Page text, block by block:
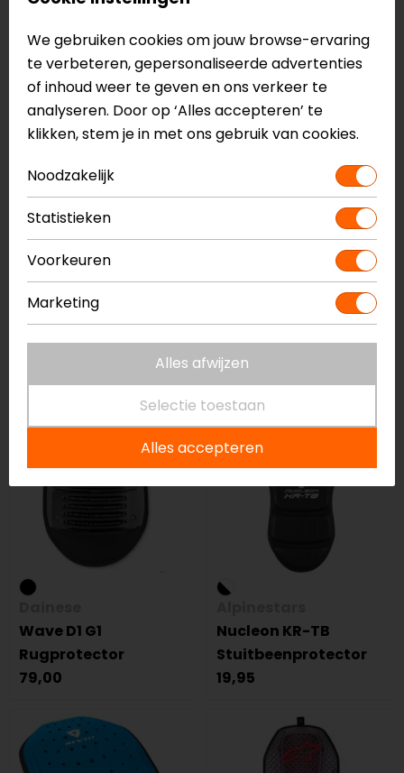
45,99
39,99
REV'IT!
Seesoft RV
Macna
R.I.S.C. Rugprotector
39,95
Wave D1 G1
Rugprotector
79,00
Nucleon KR-TB
Stuitbeenprotector
19,95
We gebruiken cookies om jouw browse-ervaring
te verbeteren, gepersonaliseerde advertenties
of inhoud weer te geven en ons verkeer te
analyseren. Door op ‘Alles accepteren’ te
klikken, stem je in met ons gebruik van cookies.
Noodzakelijk
Statistieken
Voorkeuren
Marketing
Alles afwijzen
Selectie toestaan
Alles accepteren